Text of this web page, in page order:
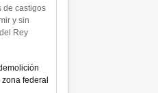
de castigos
y sin
Rey
federal